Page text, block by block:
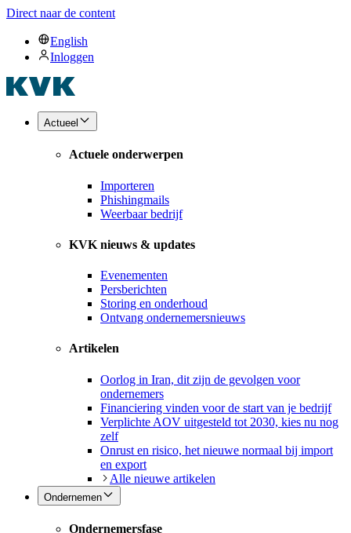
Direct naar de content
English
Inloggen
Actueel
Actuele onderwerpen
Importeren
Phishingmails
Weerbaar bedrijf
KVK nieuws & updates
Evenementen
Persberichten
Storing en onderhoud
Ontvang ondernemersnieuws
Artikelen
Oorlog in Iran, dit zijn de gevolgen voor
ondernemers
Financiering vinden voor de start van je bedrijf
Verplichte AOV uitgesteld tot 2030, kies nu nog
zelf
Onrust en risico, het nieuwe normaal bij import
en export
Alle nieuwe artikelen
Ondernemen
Ondernemersfase